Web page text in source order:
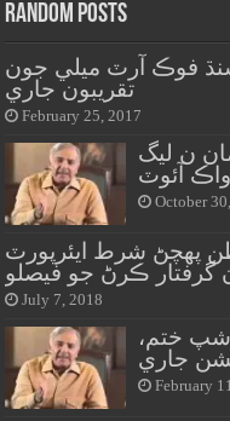
Random Posts
سنڌ فوڪ آرٽ ميلي جون
تقريبون جاري
February 25, 2017
ن ليگ
آئوٽ
October
پهچڻ شرط ايئرپورٽ
گرفتار ڪرڻ جو فيصلو
July 7, 2018
ختم،
جاري
February